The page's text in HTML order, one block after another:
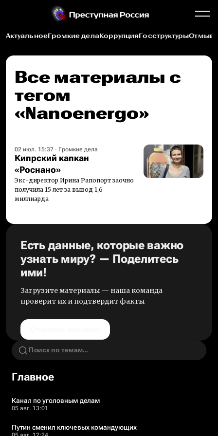
АктуальноеГромкие делаКоррупцияГосструктуры
Все материалы c
тегом
«Nanoenergo»
02 июл. 15:37 · Громкие дела
Кипрский капкан
«Роснано»
Экс-директор Ирина Рапопорт заочно
получила 15 лет за вывод 1,6
миллиарда
Есть данные, которые важно
узнать миру? — Поделитесь
ими!
Загрузите материалы — наша команда
проверит их и подтвердит факты
Главное
Канал по уголовным делам
05 авг. 13:01
Путин сменил ключевых командующих